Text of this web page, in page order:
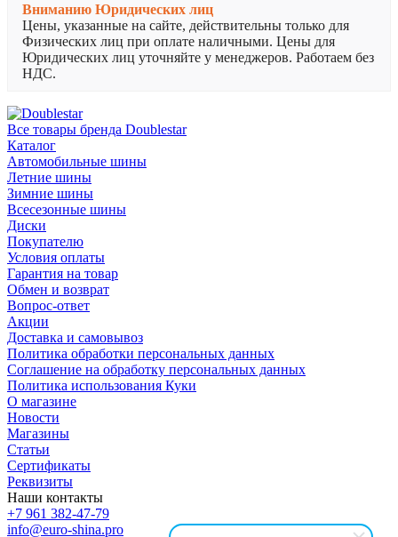
Вниманию Юридических лиц
Цены, указанные на сайте, действительны только для
Физических лиц при оплате наличными. Цены для
Юридических лиц уточняйте у менеджеров. Работаем без
НДС.
Все товары бренда Doublestar
Каталог
Автомобильные шины
Летние шины
Зимние шины
Всесезонные шины
Диски
Покупателю
Условия оплаты
Гарантия на товар
Обмен и возврат
Вопрос-ответ
Акции
Доставка и самовывоз
Политика обработки персональных данных
Соглашение на обработку персональных данных
Политика использования Куки
О магазине
Новости
Магазины
Статьи
Сертификаты
Реквизиты
Наши контакты
+7 961 382-47-79
info@euro-shina.pro